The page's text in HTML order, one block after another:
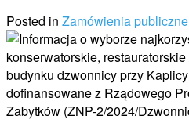
Posted in Zamówienia publiczne